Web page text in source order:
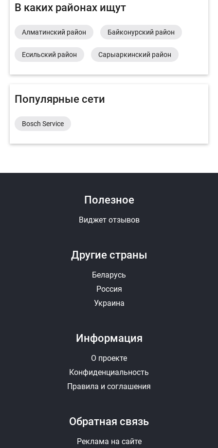
В каких районах ищут
Алматинский район Байконурский район
Есильский район Сарыаркинский район
Популярные сети
Bosch Service
Другие страны
Беларусь
Россия
Украина
Полезное
Виджет отзывов
Информация
О проекте
Конфиденциальность
Правила и соглашения
Обратная связь
Реклама на сайте